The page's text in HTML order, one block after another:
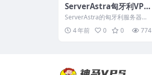
ServerAstra匈牙利VP
S：1核AMD/1G DDR4/2
0GB NVMe/2TB流量/10
Gbps/3.3美元/月，7天
ServerAstra的匈牙利服务器以
前都是欧元计费的，现在换成美
元了，反而比欧...
4 年前 0 0 774